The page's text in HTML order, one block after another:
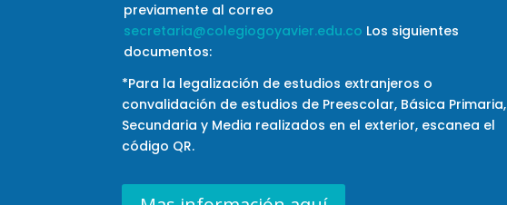
previamente al correo
secretaria@colegiogoyavier.edu.co Los siguientes
documentos:
*Para la legalización de estudios extranjeros o
convalidación de estudios de Preescolar, Básica Primaria,
Secundaria y Media realizados en el exterior, escanea el
código QR.